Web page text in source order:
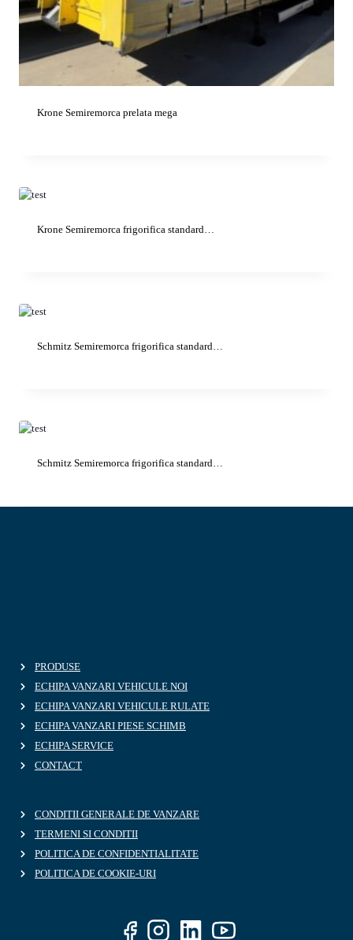
Krone Semiremorca prelata mega
Krone Semiremorca frigorifica standard…
Schmitz Semiremorca frigorifica standard…
Schmitz Semiremorca frigorifica standard…
PRODUSE
ECHIPA VANZARI VEHICULE NOI
ECHIPA VANZARI VEHICULE RULATE
ECHIPA VANZARI PIESE SCHIMB
ECHIPA SERVICE
CONTACT
CONDITII GENERALE DE VANZARE
TERMENI SI CONDITII
POLITICA DE CONFIDENTIALITATE
POLITICA DE COOKIE-URI